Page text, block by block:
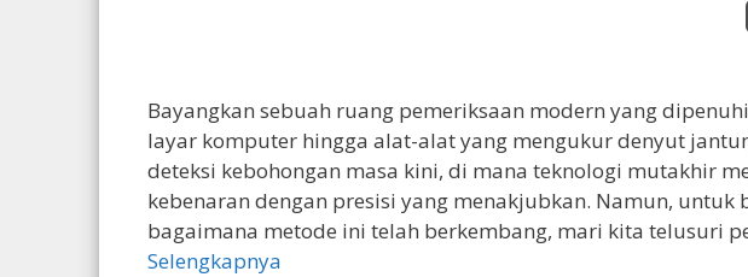
Bayangkan sebuah ruang pemeriksaan modern yang
layar komputer hingga alat-alat yang mengukur denyut
deteksi kebohongan masa kini, di mana teknologi mutakhir
kebenaran dengan presisi yang menakjubkan. Namun, untuk
bagaimana metode ini telah berkembang, mari kita telusuri
Selengkapnya